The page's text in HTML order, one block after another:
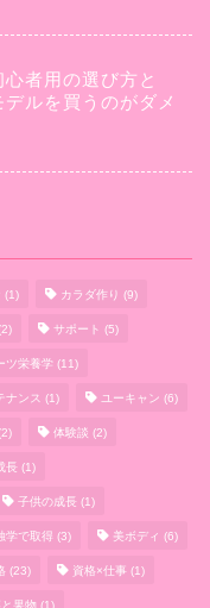
者用の選び方と
ルを買うのがダメ
(1) カラダ作り (9)
サポート (5)
ツ栄養学 (11)
ナンス (1) ユーキャン (6)
体験談 (2)
長 (1)
子供の成長 (1)
学で取得 (3) 美ボディ (6)
(23) 資格×仕事 (1)